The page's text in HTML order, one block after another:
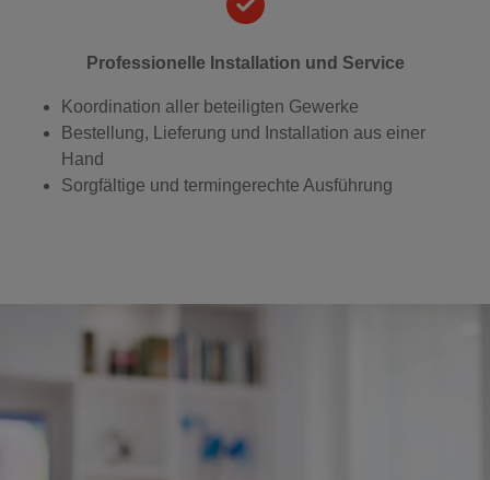
Professionelle Installation und Service
Koordination aller beteiligten Gewerke
Bestellung, Lieferung und Installation aus einer
Hand
Sorgfältige und termingerechte Ausführung